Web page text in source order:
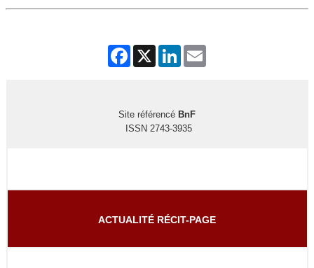
Facebook
X LinkedIn
Site référencé BnF
ISSN 2743-3935
ACTUALITÉ RÉCIT-PAGE